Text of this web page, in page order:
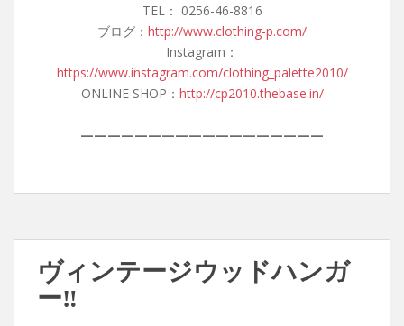
TEL： 0256-46-8816
ブログ： http://www.clothing-p.com/
Instagram：
https://www.instagram.com/clothing_palette2010/
ONLINE SHOP： http://cp2010.thebase.in/
——————————————————
ヴィンテージウッドハンガ
ー‼︎